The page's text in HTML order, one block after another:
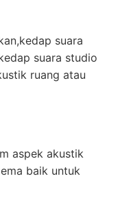
suara
suara studio
ruang atau
aspek akustik
baik untuk